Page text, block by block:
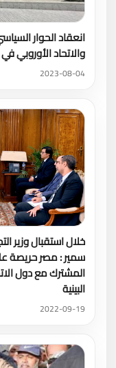
انعقاد الحوار
والاتحاد الأوروبي
2023-08-04
خلال استقبال وزير
سمير : مصر حريصة
البينية
2022-09-19